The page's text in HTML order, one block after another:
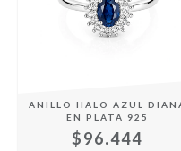
ANILLO HALO AZUL
EN PLATA 925
$96.444